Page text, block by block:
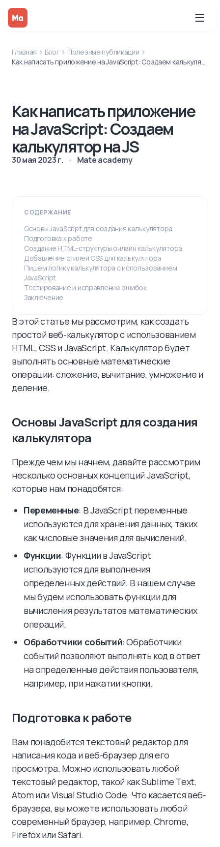
Главная Блог
Полезные публикации
Как написать приложение на JavaScript: Создаем калькулятор на JS
Как написать приложение
на JavaScript: Создаем
калькулятор на JS
30 мая 2023 г. Mate academy
СОДЕРЖАНИЕ
Основы JavaScript для создания калькулятора
Подготовка к работе
Создание HTML-структуры онлайн калькулятора
Добавление стилей CSS для калькулятора
Пишем логику калькулятора с использованием
JavaScript
Тестирование и исправление ошибок
Заключение
В этой статье мы рассмотрим, как создать
простой веб-калькулятор с использованием
HTML, CSS и JavaScript. Калькулятор будет
выполнять основные математические
операции: сложение, вычитание, умножение и
деление.
Основы JavaScript для создания
калькулятора
Прежде чем мы начнем, давайте рассмотрим
несколько основных концепций JavaScript,
которые нам понадобятся:
Переменные: В JavaScript переменные
используются для хранения данных, таких
как числовые значения для вычислений.
Функции: Функции в JavaScript
используются для выполнения
определенных действий. В нашем случае
мы будем использовать функции для
вычисления результатов математических
операций.
Обработчики событий: Обработчики
событий позволяют выполнять код в ответ
на определенные действия пользователя,
например, при нажатии кнопки.
Подготовка к работе
Вам понадобится текстовый редактор для
написания кода и веб-браузер для его
просмотра. Можно использовать любой
текстовый редактор, такой как Sublime Text,
Atom или Visual Studio Code. Что касается веб-
браузера, вы можете использовать любой
современный браузер, например, Chrome,
Firefox или Safari.